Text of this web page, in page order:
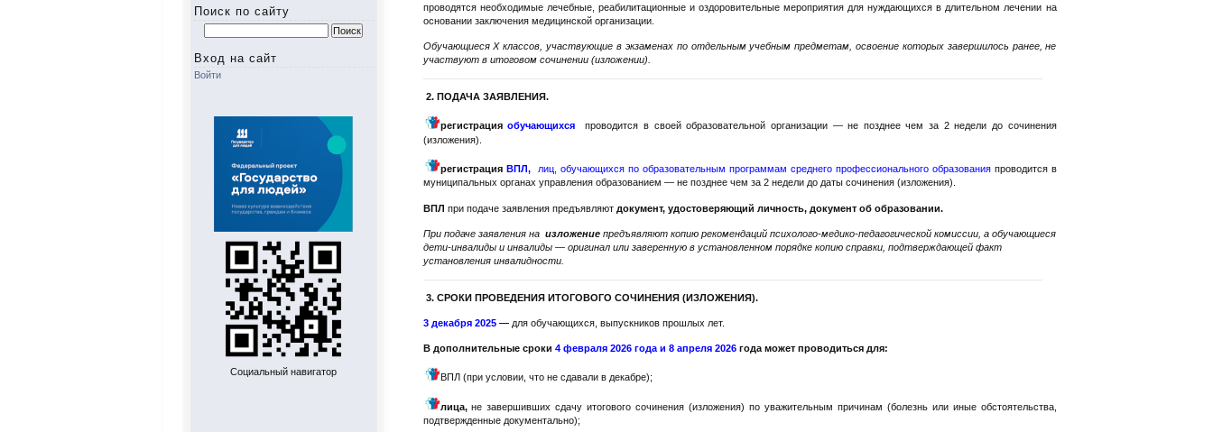
проводятся необходимые лечебные, реабилитационные и оздоровительные мероприятия для нуждающихся в длительном лечении на
основании заключения медицинской организации.
Обучающиеся X классов, участвующие в экзаменах по отдельным учебным предметам, освоение которых завершилось ранее, не
участвуют в итоговом сочинении (изложении).
2. ПОДАЧА ЗАЯВЛЕНИЯ.
регистрацияобучающихся проводится в своей образовательной организации — не позднее чем за 2 недели до сочинения
(изложения).
регистрация ВПЛ, лиц, обучающихся по образовательным программам среднего профессионального образованияпроводится в
муниципальных органах управления образованием — не позднее чем за 2 недели до даты сочинения (изложения).
ВПЛ при подаче заявления предъявляют документ, удостоверяющий личность, документ об образовании.
При подаче заявления на изложениепредъявляют копию рекомендаций психолого-медико-педагогической комиссии, а обучающиеся
дети-инвалиды и инвалиды — оригинал или заверенную в установленном порядке копию справки, подтверждающей факт
установления инвалидности.
3. СРОКИ ПРОВЕДЕНИЯ ИТОГОВОГО СОЧИНЕНИЯ (ИЗЛОЖЕНИЯ).
3 декабря 2025 — для обучающихся, выпускников прошлых лет.
В дополнительные сроки 4 февраля 2026 года и 8 апреля 2026года может проводиться для:
ВПЛ (при условии, что не сдавали в декабре);
лица,не завершивших сдачу итогового сочинения (изложения) по уважительным причинам (болезнь или иные обстоятельства,
подтвержденные документально);
Поиск по сайту
Найти:
Вход на сайт
Войти
Социальный навигатор